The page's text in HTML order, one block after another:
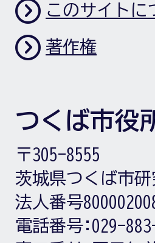
このサイトに
著作権
つくば市役
〒305-8555
茨城県つくば市
法人番号
電話番号: 029-